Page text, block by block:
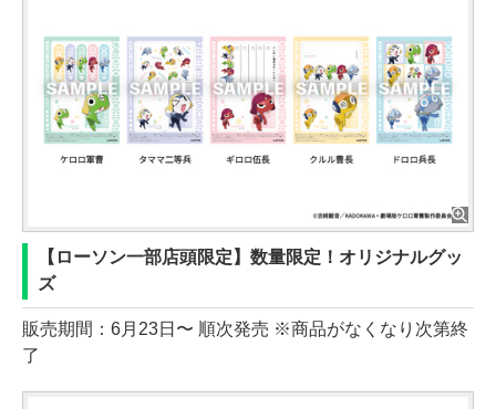
【ローソン一部店頭限定】数量限定！オリジナルグッ
ズ
販売期間：6月23日〜 順次発売 ※商品がなくなり次第終
了